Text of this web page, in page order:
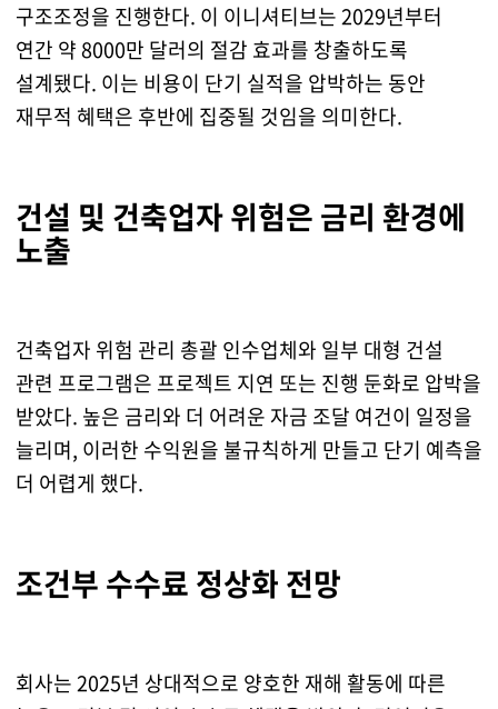
구조조정을 진행한다. 이 이니셔티브는 2029년부터
연간 약 8000만 달러의 절감 효과를 창출하도록
설계됐다. 이는 비용이 단기 실적을 압박하는 동안
재무적 혜택은 후반에 집중될 것임을 의미한다.
건설 및 건축업자 위험은 금리 환경에
노출
건축업자 위험 관리 총괄 인수업체와 일부 대형 건설
관련 프로그램은 프로젝트 지연 또는 진행 둔화로 압박을
받았다. 높은 금리와 더 어려운 자금 조달 여건이 일정을
늘리며, 이러한 수익원을 불규칙하게 만들고 단기 예측을
더 어렵게 했다.
조건부 수수료 정상화 전망
회사는 2025년 상대적으로 양호한 재해 활동에 따른